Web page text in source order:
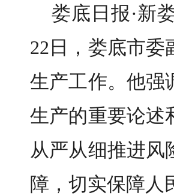
娄底日报·新
22日，娄底市
生产工作。他强
生产的重要论述
从严从细推进风
障，切实保障人